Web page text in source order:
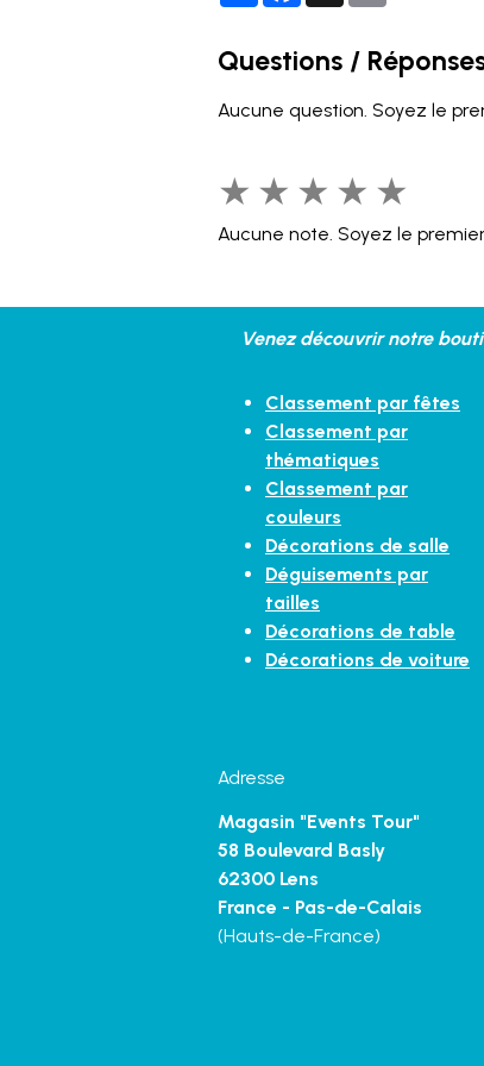
Questions /
Aucune question. Soyez le
★ ★ ★ ★ ★
Aucune note. Soyez le
Venez découvrir notre
Classement par fêtes
Classement par
thématiques
Classement par
couleurs
Décorations de salle
Déguisements par
tailles
Décorations de table
Décorations de voiture
Adresse
Magasin "Events Tour"
58 Boulevard Basly
62300 Lens
France - Pas-de-Calais
(Hauts-de-France)